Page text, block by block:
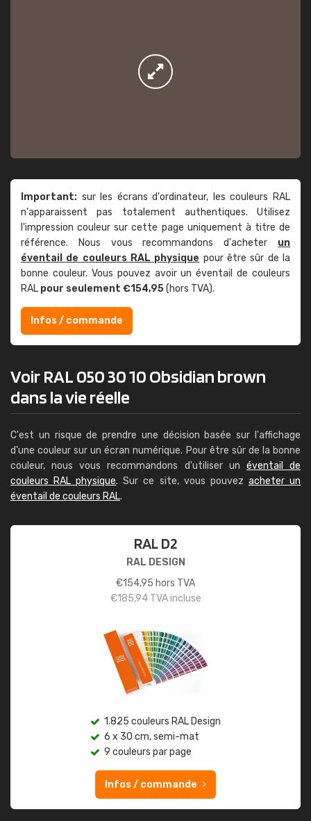
Important: sur les écrans d'ordinateur, les couleurs RAL
n'apparaissent pas totalement authentiques. Utilisez
l'impression couleur sur cette page uniquement à titre de
référence. Nous vous recommandons d'acheter un
éventail de couleurs RAL physique pour être sûr de la
bonne couleur. Vous pouvez avoir un éventail de couleurs
RAL pour seulement €154,95(hors TVA).
Infos / commande
Voir RAL 050 30 10 Obsidian brown
dans la vie réelle
C'est un risque de prendre une décision basée sur l'affichage
d'une couleur sur un écran numérique. Pour être sûr de la bonne
couleur, nous vous recommandons d'utiliser un éventail de
couleurs RAL physique. Sur ce site, vous pouvez acheter un
éventail de couleurs RAL.
RAL D2
RAL DESIGN
€154,95 hors TVA
€185,94TVA incluse
1.825 couleurs RAL Design
6 x 30 cm, semi-mat
9 couleurs par page
Infos / commande